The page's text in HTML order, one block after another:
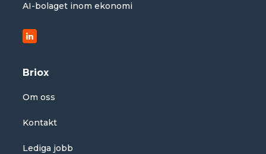
AI-bolaget inom ekonomi
Briox
Om oss
Kontakt
Lediga jobb